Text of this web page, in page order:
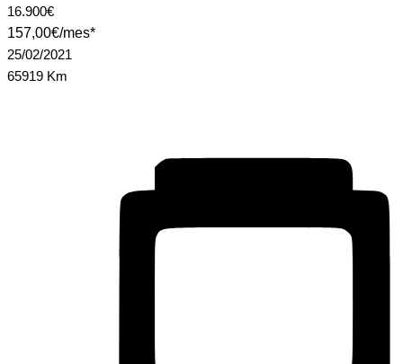
16.900€
157,00€/mes*
25/02/2021
65919 Km